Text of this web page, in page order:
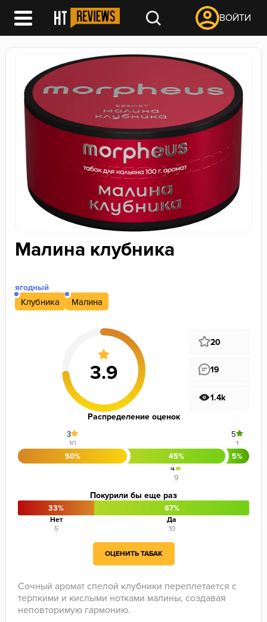
ВОЙТИ
Малина клубника
ягодный
Клубника Малина
Сочный аромат спелой клубники переплетается с
терпкими и кислыми нотками малины, создавая
неповторимую гармонию.
20
19
1.4k
Распределение оценок
50%
3
10
45%
4
9
5%
5
1
Покурили бы еще раз
33%
Нет
5
67%
Да
10
ОЦЕНИТЬ ТАБАК